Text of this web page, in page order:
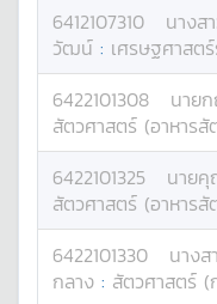
6412107310 นางส
วัฒน์ : เศรษฐศาสตร์
6422101308 นาย
สัตวศาสตร์ (อาหารสั
6422101325 นายคุ
สัตวศาสตร์ (อาหารสั
6422101330 นางส
กลาง : สัตวศาสตร์ (